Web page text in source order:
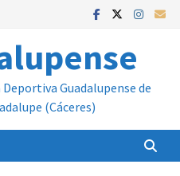
Guadalupense de
(Cáceres)